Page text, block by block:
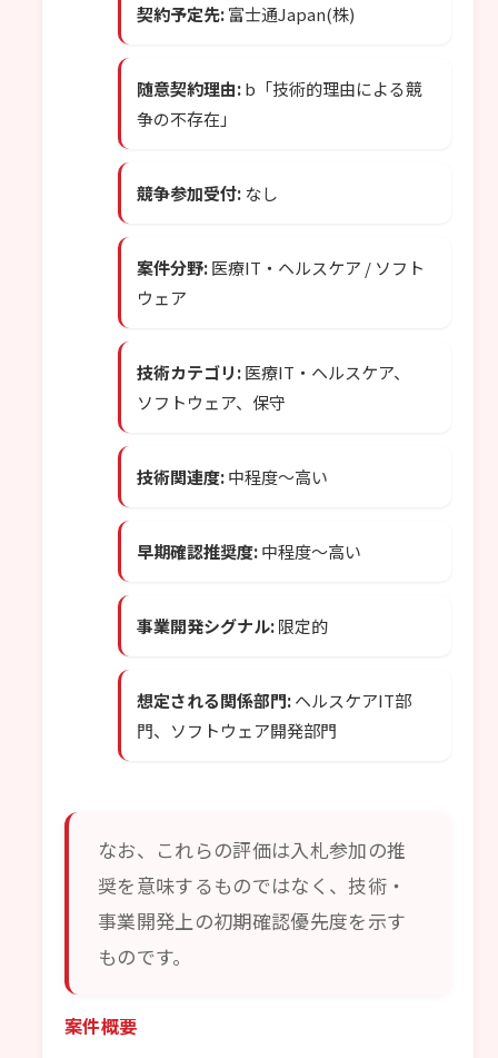
契約予定先:富士通Japan(株)
随意契約理由:b「技術的理由による競
争の不存在」
競争参加受付: なし
案件分野:医療IT・ヘルスケア / ソフト
ウェア
技術カテゴリ:医療IT・ヘルスケア、
ソフトウェア、保守
技術関連度:中程度〜高い
早期確認推奨度:中程度〜高い
事業開発シグナル:限定的
想定される関係部門:ヘルスケアIT部
門、ソフトウェア開発部門
なお、これらの評価は入札参加の推
奨を意味するものではなく、技術・
事業開発上の初期確認優先度を示す
ものです。
案件概要